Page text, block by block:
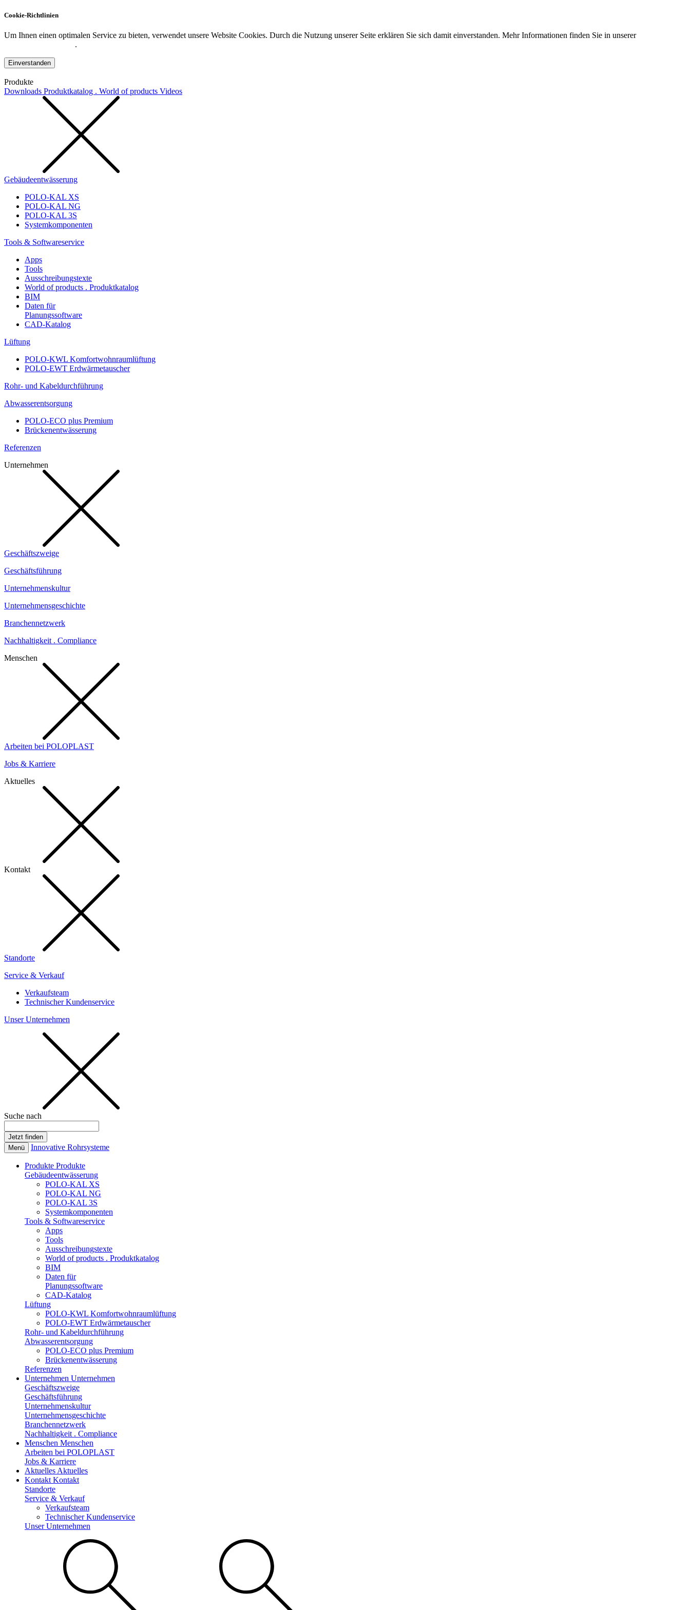
Cookie-Richtlinien
Um Ihnen einen optimalen Service zu bieten, verwendet unsere Website Cookies. Durch die Nutzung unserer Seite erklären Sie sich damit einverstanden. Mehr Informationen finden Sie in unserer
.
Einverstanden
Produkte
Downloads Produktkatalog . World of products Videos
Gebäudeentwässerung
POLO-KAL XS
POLO-KAL NG
POLO-KAL 3S
Systemkomponenten
Tools & Softwareservice
Apps
Tools
Ausschreibungstexte
World of products . Produktkatalog
BIM
Daten für
Planungssoftware
CAD-Katalog
Lüftung
POLO-KWL Komfortwohnraumlüftung
POLO-EWT Erdwärmetauscher
Rohr- und Kabeldurchführung
Abwasserentsorgung
POLO-ECO plus Premium
Brückenentwässerung
Referenzen
Unternehmen
Geschäftszweige
Geschäftsführung
Unternehmenskultur
Unternehmensgeschichte
Branchennetzwerk
Nachhaltigkeit . Compliance
Menschen
Arbeiten bei POLOPLAST
Jobs & Karriere
Aktuelles
Kontakt
Standorte
Service & Verkauf
Verkaufsteam
Technischer Kundenservice
Unser Unternehmen
Suche nach
Menü Innovative Rohrsysteme
Produkte Produkte
Gebäudeentwässerung
POLO-KAL XS
POLO-KAL NG
POLO-KAL 3S
Systemkomponenten
Tools & Softwareservice
Apps
Tools
Ausschreibungstexte
World of products . Produktkatalog
BIM
Daten für
Planungssoftware
CAD-Katalog
Lüftung
POLO-KWL Komfortwohnraumlüftung
POLO-EWT Erdwärmetauscher
Rohr- und Kabeldurchführung
Abwasserentsorgung
POLO-ECO plus Premium
Brückenentwässerung
Referenzen
Unternehmen Unternehmen
Geschäftszweige
Geschäftsführung
Unternehmenskultur
Unternehmensgeschichte
Branchennetzwerk
Nachhaltigkeit . Compliance
Menschen Menschen
Arbeiten bei POLOPLAST
Jobs & Karriere
Aktuelles Aktuelles
Kontakt Kontakt
Standorte
Service & Verkauf
Verkaufsteam
Technischer Kundenservice
Unser Unternehmen